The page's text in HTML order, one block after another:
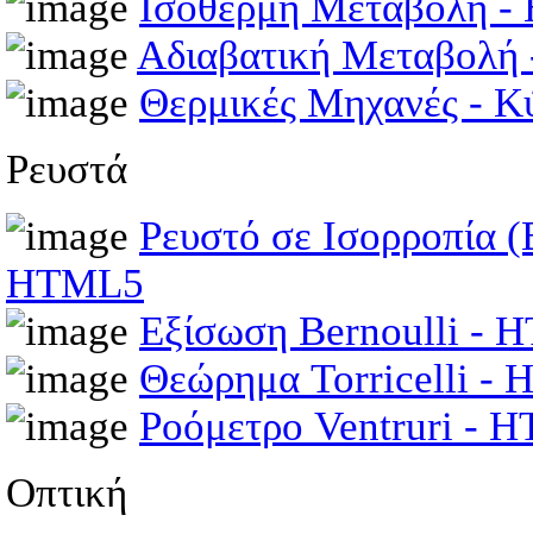
Αδιαβατική
Θερμικές Μηχανές -
Ρευστά
Ρευστό σε Ισορροπία
HTML5
Εξίσωση Bernoulli -
Θεώρημα Torricelli -
Ροόμετρο Ventruri -
Οπτική